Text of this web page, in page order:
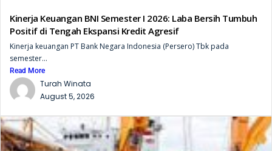
Kinerja Keuangan BNI Semester I 2026: Laba Bersih Tumbuh
Positif di Tengah Ekspansi Kredit Agresif
Kinerja keuangan PT Bank Negara Indonesia (Persero) Tbk pada
semester...
Read More
Turah Winata
August 5, 2026